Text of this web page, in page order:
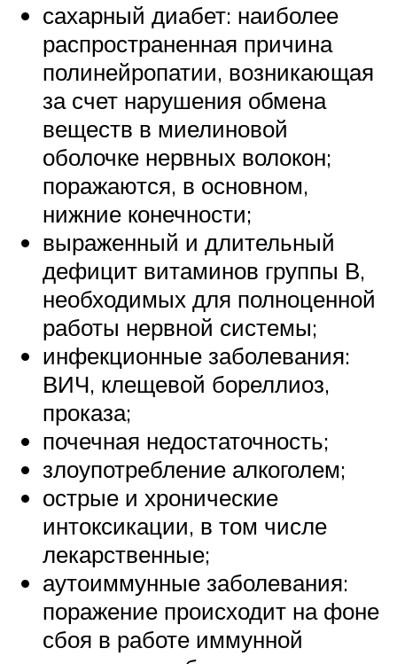
сахарный диабет: наиболее
распространенная причина
полинейропатии, возникающая
за счет нарушения обмена
веществ в миелиновой
оболочке нервных волокон;
поражаются, в основном,
нижние конечности;
выраженный и длительный
дефицит витаминов группы В,
необходимых для полноценной
работы нервной системы;
инфекционные заболевания:
ВИЧ, клещевой бореллиоз,
проказа;
почечная недостаточность;
злоупотребление алкоголем;
острые и хронические
интоксикации, в том числе
лекарственные;
аутоиммунные заболевания:
поражение происходит на фоне
сбоя в работе иммунной